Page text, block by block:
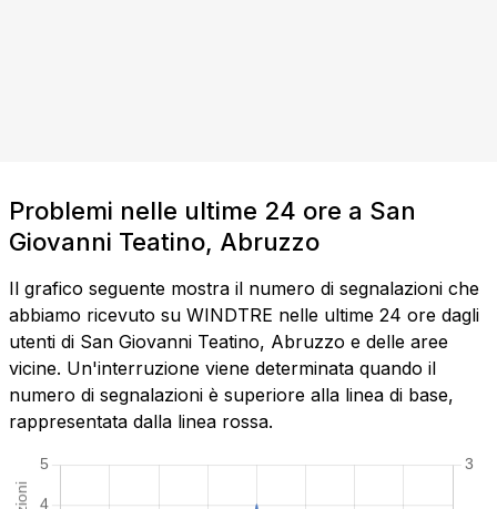
Problemi nelle ultime 24 ore a San
Giovanni Teatino, Abruzzo
Il grafico seguente mostra il numero di segnalazioni che
abbiamo ricevuto su WINDTRE nelle ultime 24 ore dagli
utenti di San Giovanni Teatino, Abruzzo e delle aree
vicine. Un'interruzione viene determinata quando il
numero di segnalazioni è superiore alla linea di base,
rappresentata dalla linea rossa.